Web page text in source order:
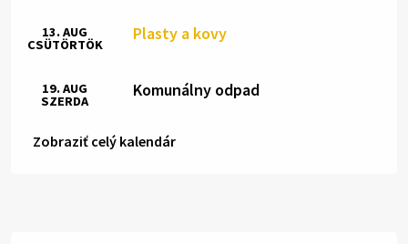
Plasty a kovy
13. AUG
CSÜTÖRTÖK
Komunálny odpad
19. AUG
SZERDA
Zobraziť celý kalendár